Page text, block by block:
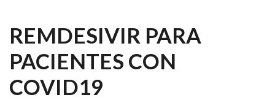
REMDESIVIR PARA
PACIENTES CON
COVID19